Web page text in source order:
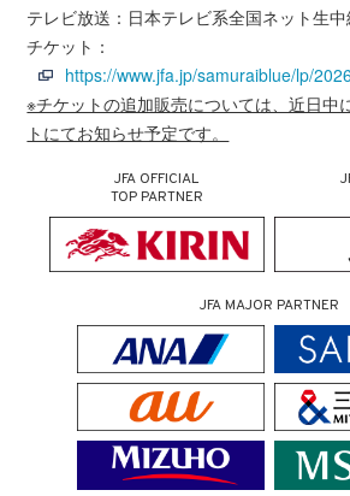
テレビ放送：日本テレビ系全国ネット生
チケット：
https://www.jfa.jp/samuraiblue/lp/
※チケットの追加販売については、近日中
トにてお知らせ予定です。
JFA OFFICIAL
TOP PARTNER
JFA MAJOR PARTNER